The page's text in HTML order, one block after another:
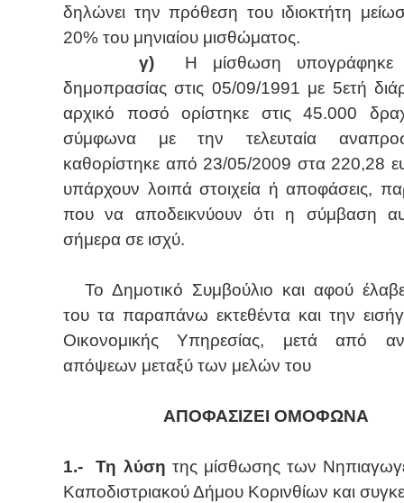
δηλώνει την πρόθεση του ιδιοκτήτη
20% του μηνιαίου μισθώματος.
γ)
Η μίσθωση υπογράφηκε
δημοπρασίας στις 05/09/1991 με 5ετή
αρχικό ποσό ορίστηκε στις 45.000
σύμφωνα με την τελευταία
καθορίστηκε από 23/05/2009 στα 220,28
υπάρχουν λοιπά στοιχεία ή αποφάσεις,
που να αποδεικνύουν ότι η σύμβαση
σήμερα σε ισχύ.
Το Δημοτικό Συμβούλιο και αφού
του τα παραπάνω εκτεθέντα και την
Οικονομικής Υπηρεσίας, μετά από
απόψεων μεταξύ των μελών του
ΑΠΟΦΑΣΙΖΕΙ ΟΜΟΦΩΝΑ
1.- Τη λύση της μίσθωσης των
Καποδιστριακού Δήμου Κορινθίων και